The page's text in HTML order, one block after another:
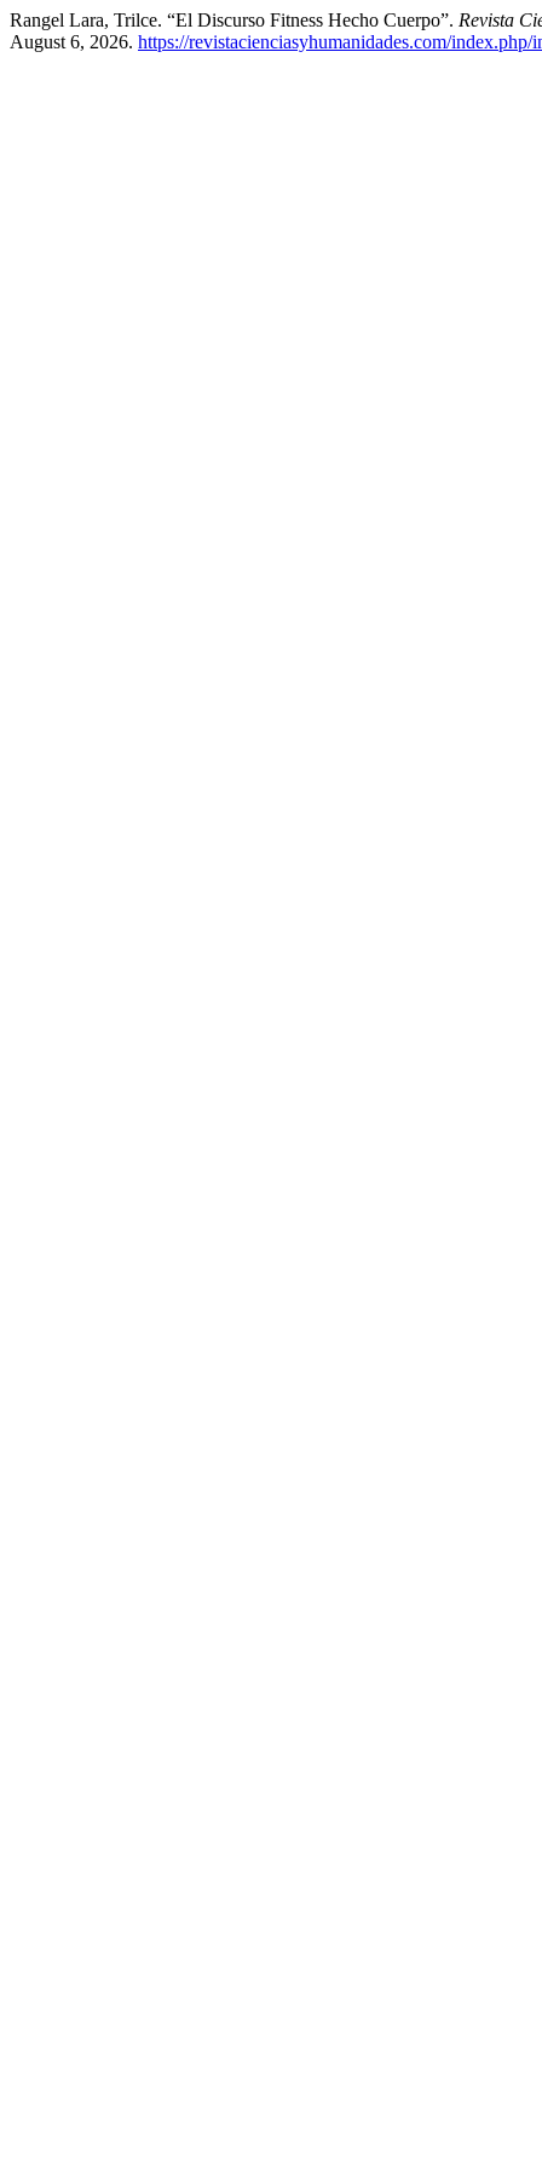
Rangel Lara, Trilce. “El Discurso Fitness Hecho Cuerpo”. Revista
August 6, 2026. https://revistacienciasyhumanidades.com/